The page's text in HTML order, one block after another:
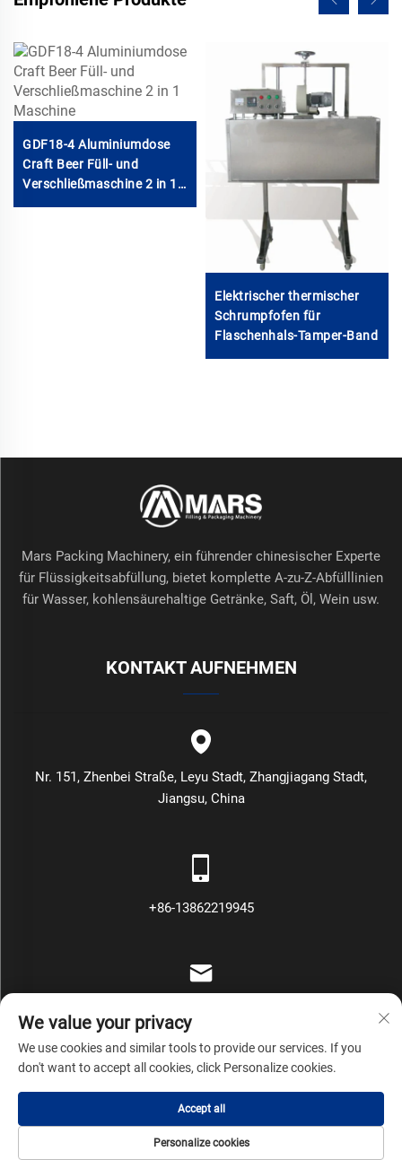
GDF18-4 Aluminiumdose
Craft Beer Füll- und
Verschließmaschine 2 in 1
Elektrischer thermischer
Schrumpfofen für
Flaschenhals-Tamper-Band
Mars Packing Machinery, ein führender chinesischer Experte
für Flüssigkeitsabfüllung, bietet komplette A-zu-Z-Abfülllinien
für Wasser, kohlensäurehaltige Getränke, Saft, Öl, Wein usw.
KONTAKT AUFNEHMEN
Nr. 151, Zhenbei Straße, Leyu Stadt, Zhangjiagang Stadt,
Jiangsu, China
+86-13862219945
Copyright © Zhangjiagang Mars Packing Machinery Co., Ltd Alle
Datenschutzrichtlinie
We value your privacy
We use cookies and similar tools to provide our services. If you
don't want to accept all cookies, click Personalize cookies.
Personalize cookies
Accept all